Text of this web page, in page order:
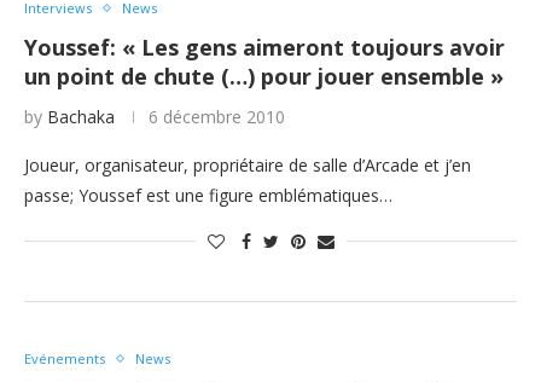
Interviews News
Youssef: « Les gens aimeront toujours avoir
un point de chute (…) pour jouer ensemble »
by Bachaka 6 décembre 2010
Joueur, organisateur, propriétaire de salle d’Arcade et j’en
passe; Youssef est une figure emblématiques…
Evénements News